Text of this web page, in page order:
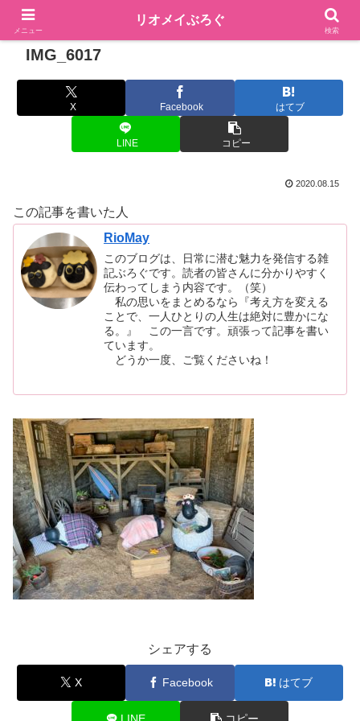
IMG_6017
X Facebook はてブ
LINE コピー
2020.08.15
この記事を書いた人
RioMay
このブログは、日常に潜む魅力を発信する雑
記ぶろぐです。読者の皆さんに分かりやすく
伝わってしまう内容です。（笑）
私の思いをまとめるなら『考え方を変える
ことで、一人ひとりの人生は絶対に豊かにな
る。』 この一言です。頑張って記事を書い
ています。
どうか一度、ご覧くださいね！
シェアする
X Facebook はてブ
LINE コピー
メニュー
リオメイぶろぐ
検索